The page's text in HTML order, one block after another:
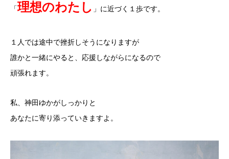
「 理想のわたし 」に近づく１歩です。
１人では途中で挫折しそうになりますが
誰かと一緒にやると、応援しながらになるので
頑張れます。
私、神田ゆかがしっかりと
あなたに寄り添っていきますよ。